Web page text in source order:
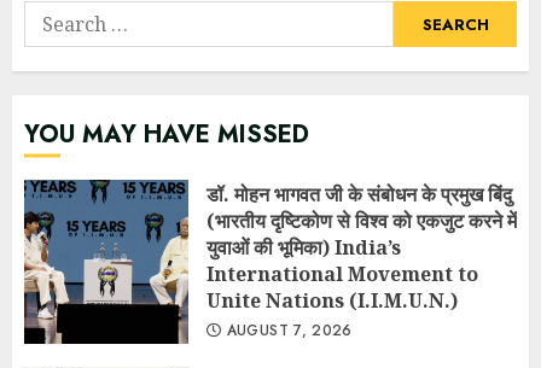
Search
for:
YOU MAY HAVE MISSED
डॉ. मोहन भागवत जी के संबोधन के प्रमुख बिंदु
(भारतीय दृष्टिकोण से विश्व को एकजुट करने में
युवाओं की भूमिका) India’s
International Movement to
Unite Nations (I.I.M.U.N.)
AUGUST 7, 2026